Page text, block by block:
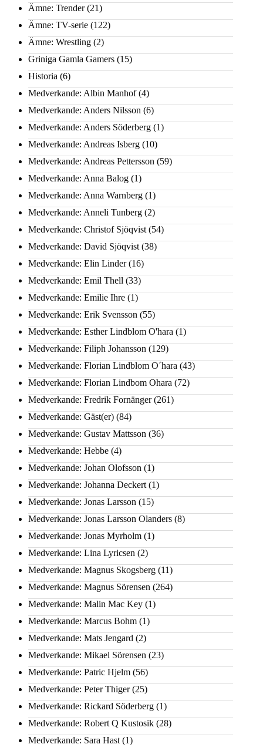
Ämne: Trender(21)
Ämne: TV-serie (122)
Ämne: Wrestling (2)
Griniga Gamla Gamers (15)
Historia (6)
Medverkande: Albin Manhof(4)
Medverkande: Anders Nilsson (6)
Medverkande: Anders Söderberg (1)
Medverkande: Andreas Isberg (10)
Medverkande: Andreas Pettersson (59)
Medverkande: Anna Balog (1)
Medverkande: Anna Warnberg (1)
Medverkande: Anneli Tunberg (2)
Medverkande: Christof Sjöqvist (54)
Medverkande: David Sjöqvist (38)
Medverkande: Elin Linder(16)
Medverkande: Emil Thell (33)
Medverkande: Emilie Ihre (1)
Medverkande: Erik Svensson (55)
Medverkande: Esther Lindblom O'hara (1)
Medverkande: Filiph Johansson (129)
Medverkande: Florian Lindblom O´hara (43)
Medverkande: Florian Lindbom Ohara (72)
Medverkande: Fredrik Fornänger(261)
Medverkande: Gäst(er) (84)
Medverkande: Gustav Mattsson (36)
Medverkande: Hebbe (4)
Medverkande: Johan Olofsson (1)
Medverkande: Johanna Deckert (1)
Medverkande: Jonas Larsson (15)
Medverkande: Jonas Larsson Olanders (8)
Medverkande: Jonas Myrholm (1)
Medverkande: Lina Lyricsen (2)
Medverkande: Magnus Skogsberg (11)
Medverkande: Magnus Sörensen (264)
Medverkande: Malin Mac Key (1)
Medverkande: Marcus Bohm (1)
Medverkande: Mats Jengard (2)
Medverkande: Mikael Sörensen (23)
Medverkande: Patric Hjelm (56)
Medverkande: Peter Thiger(25)
Medverkande: Rickard Söderberg (1)
Medverkande: Robert Q Kustosik (28)
Medverkande: Sara Hast (1)